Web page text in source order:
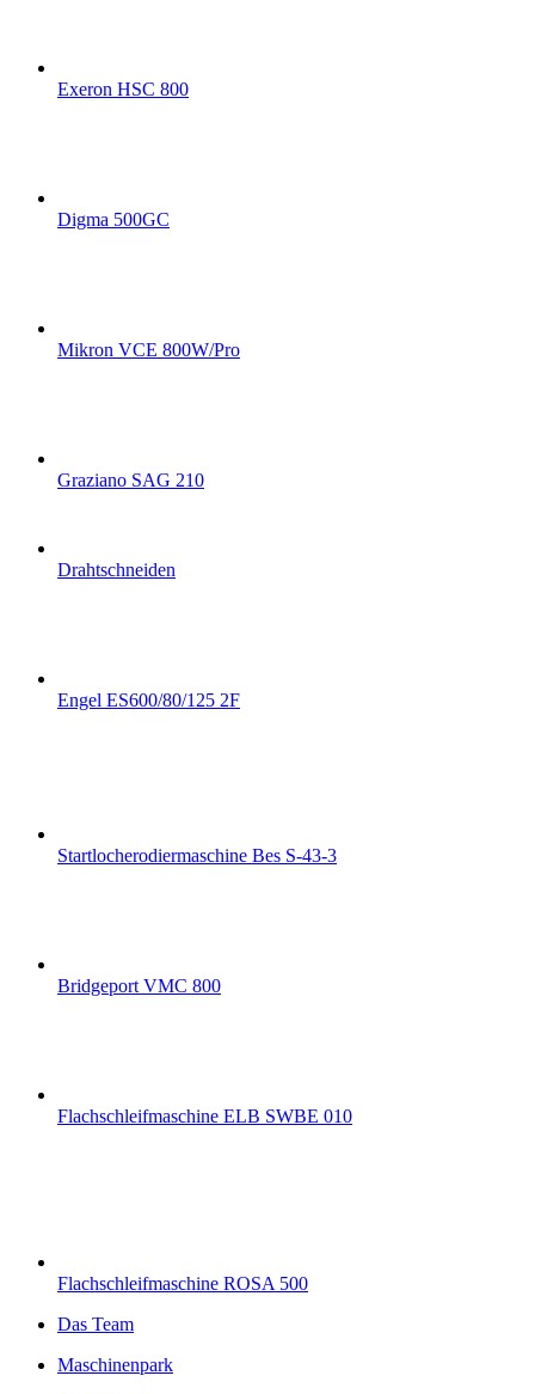
Exeron HSC 800
Digma 500GC
Mikron VCE 800W/Pro
Graziano SAG 210
Drahtschneiden
Engel ES600/80/125 2F
Startlocherodiermaschine Bes S-43-3
Bridgeport VMC 800
Flachschleifmaschine ELB SWBE 010
Flachschleifmaschine ROSA 500
Das Team
Maschinenpark